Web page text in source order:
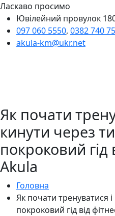
Ласкаво просимо
Ювілейний провулок
097 060 5550, 0382 740
akula-km@ukr.net
Як почати
кинути через
покроковий гід
Akula
Головна
Як почати тренуватися
покроковий гід від